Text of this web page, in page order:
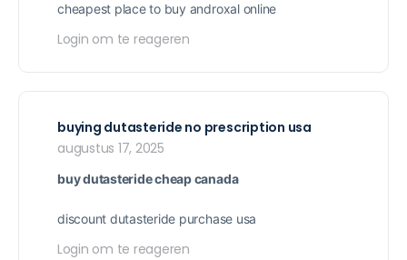
cheapest place to buy androxal online
Login om te reageren
buying dutasteride no prescription usa
augustus 17, 2025
buy dutasteride cheap canada
discount dutasteride purchase usa
Login om te reageren